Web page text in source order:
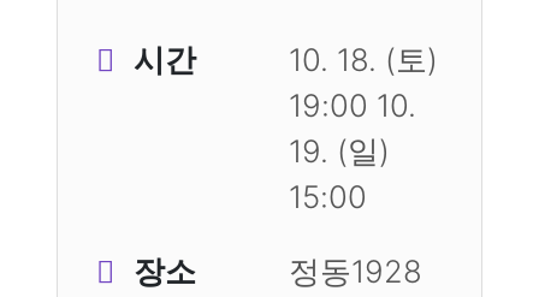
시간
10. 18. (토)
19:00 10.
19. (일)
15:00
장소
정동1928